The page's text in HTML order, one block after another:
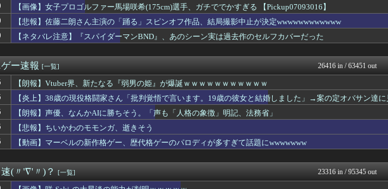
い山作者、みいちゃんでチー牛なのではという疑惑が生まれるwwwwww...
ぶる速-VIP
と及川光博（56歳）、再婚と妻の妊娠を発表 お相手は一般女性
アルファルファモザイ
知事、今年も朝鮮人虐殺に追悼文送らず 関東大震災「毎年同じ、全ての方...
キムチ速報
ゃんがあやてぃーとの思い出を語る！！！【乃木坂46】
坂道情報通～乃木坂46
のちゃんの後ろ姿、「デカい」「いや普通」で大論争ｗｗｗｗ
芸能人の気になる噂
スノートの夜神月さん、ぶっちゃけガチで正しかったｗｗｗｗ
アニはつ -アニメ発信場-
「ムネ（村上宗隆）は打撃だけでなくチームの雰囲気を良くしてくれる。...
の工場には、女性に異常なほど馴れ馴れしいおっさんがいた。周囲も困り果...
鬼女の宅配便 - 修羅場
「地面師に55億円騙し取られた…」ワイ「はえーかわいそう…会社滅茶苦...
まとめCUP
縄の大型パーク「ジャングリア」、とんでもない物を投入してしまう！！！...
転職するせいで俺が職場で恥をかいてる理由がこれ・・・
浮気ちゃんねる
が学校行事で登山中にクマスプレー顔に誤射される ヘリで救助搬送
ゴールデンタイムズ
湯ロマンに出てる秦瑞穂、極小パンティ尻がHすぎる
歳の俺、21歳の彼女に振り回されて限界…その理由がコレｗｗｗｗ
気団まとめ-噫無情-｜
てよく見たら結構可愛くない？
アルセウス速報＠ポケ
さん、M字開脚しながら登校するｗｗｗwｗｗｗｗｗｗｗｗ❤
【画像】女子プロゴルファー馬場咲希(175cm)選手、ガチででかすぎる 【Pickup07093016】
【悲報】佐藤二朗さん主演の「踊る」スピンオフ作品、結局撮影中止が決定wwwwwwwwwwww
【ネタバレ注意】『スパイダーマンBND』、あのシーン実は過去作のセルフカバーだった
ー速報 [一覧] 26416 in / 63451 out
【朗報】Vtuber界、新たなる『弱男の姫』が爆誕ｗｗｗｗｗｗｗｗｗｗｗ
【炎上】38歳の現役格闘家さん「批判覚悟で言います。19歳の彼女と結婚しました」→案の定オバサン達
【朗報】声優、なんかAIに勝ちそう。「声も「人格の象徴」明記、法務省」
【悲報】ちいかわのモモンガ、逝きそう
【動画】マーベルの新作格ゲー、歴代格ゲーのパロディが多すぎて話題にwwwwwww
(〃'∇'〃)？ [一覧] 23316 in / 95345 out